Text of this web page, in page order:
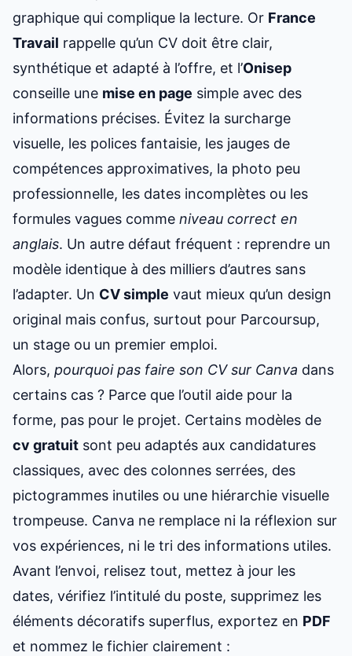
graphique qui complique la lecture. Or France
Travail rappelle qu’un CV doit être clair,
synthétique et adapté à l’offre, et l’Onisep
conseille une mise en page simple avec des
informations précises. Évitez la surcharge
visuelle, les polices fantaisie, les jauges de
compétences approximatives, la photo peu
professionnelle, les dates incomplètes ou les
formules vagues comme niveau correct en
anglais. Un autre défaut fréquent : reprendre un
modèle identique à des milliers d’autres sans
l’adapter. Un CV simple vaut mieux qu’un design
original mais confus, surtout pour Parcoursup,
un stage ou un premier emploi.
Alors, pourquoi pas faire son CV sur Canva dans
certains cas ? Parce que l’outil aide pour la
forme, pas pour le projet. Certains modèles de
cv gratuit sont peu adaptés aux candidatures
classiques, avec des colonnes serrées, des
pictogrammes inutiles ou une hiérarchie visuelle
trompeuse. Canva ne remplace ni la réflexion sur
vos expériences, ni le tri des informations utiles.
Avant l’envoi, relisez tout, mettez à jour les
dates, vérifiez l’intitulé du poste, supprimez les
éléments décoratifs superflus, exportez en PDF
et nommez le fichier clairement :